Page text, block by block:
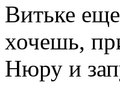
Витьке
хочешь,
Нюру и